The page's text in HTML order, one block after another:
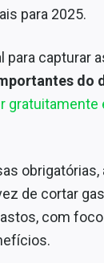
para 2025.
capturar
do
de cortar
com